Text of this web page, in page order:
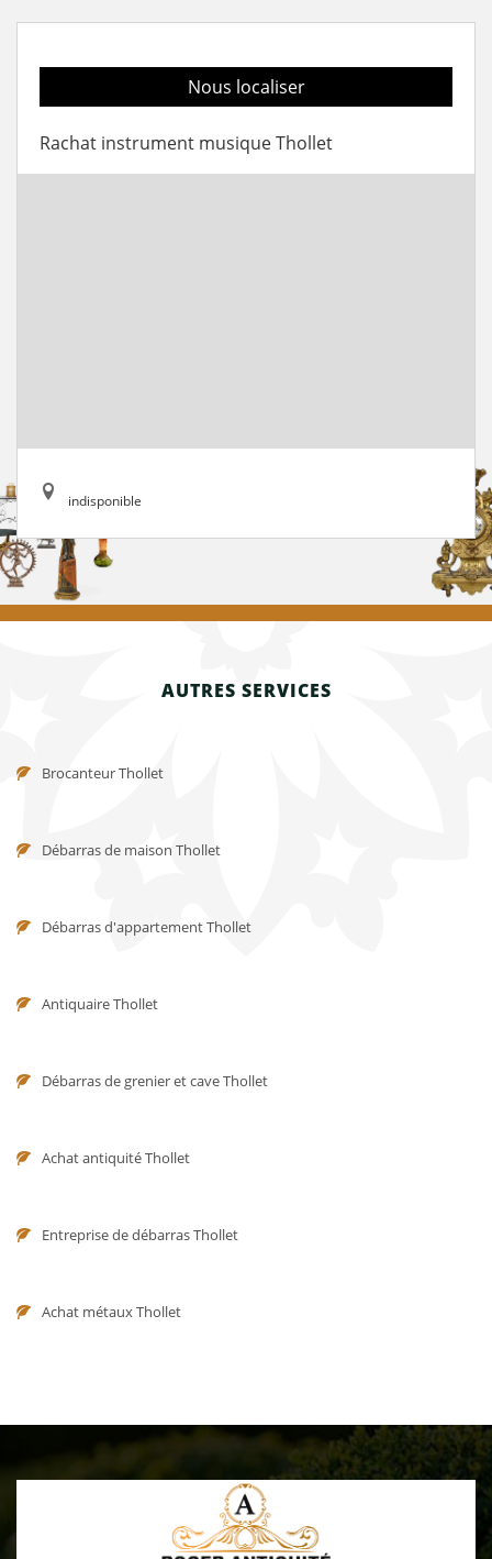
Nous localiser
Rachat instrument musique Thollet
indisponible
AUTRES SERVICES
Brocanteur Thollet
Débarras de maison Thollet
Débarras d'appartement Thollet
Antiquaire Thollet
Débarras de grenier et cave Thollet
Achat antiquité Thollet
Entreprise de débarras Thollet
Achat métaux Thollet